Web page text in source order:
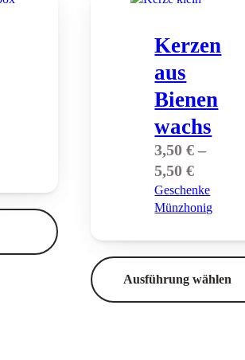
Kerzen
aus
Bienen
wachs
3,50€ –
5,50€
3,50 €
bis
5,50 €
Geschenke
Münzhonig
Ausführung wählen